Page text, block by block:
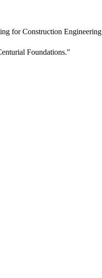
for Construction Engineering
Foundations."